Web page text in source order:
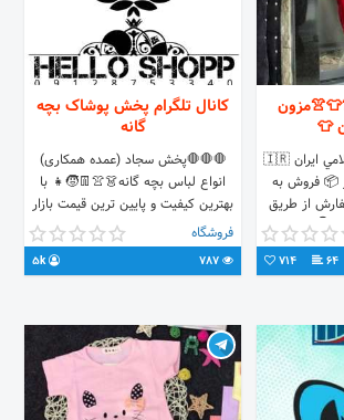
👕
تابع قوانين جمهوري اسلامي ايران 🇮🇷
📦 فروش به
از طريق
https://t.me/
64
714
کانال تلگرام پخش پوشاک بچه
گانه
🛑🛑🛑پخش سجاد (عمده همکاری)
انواع لباس بچه گانه👗👚👖🧒👧 با
بهترین کیفیت و پایین ترین قیمت بازار
ارسال به سراسر ایران باربری تیپاکس🚚
جهت سفارش @Miss_maahshid👈
@Sajad_HD67 09128753340📞بازار
فروشگاه
5k